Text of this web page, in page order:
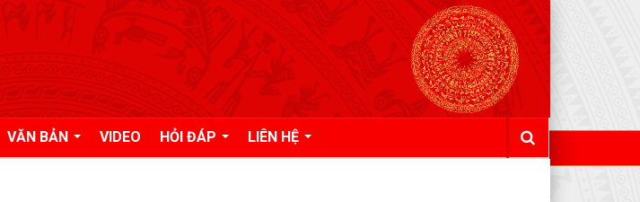
VĂN BẢN VIDEO HỎI ĐÁP LIÊN HỆ